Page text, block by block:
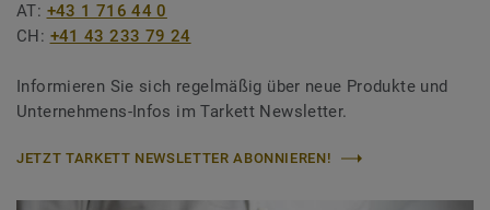
AT: +43 1 716 44 0
CH: +41 43 233 79 24
Informieren Sie sich regelmäßig über neue Produkte und
Unternehmens-Infos im Tarkett Newsletter.
JETZT TARKETT NEWSLETTER ABONNIEREN!